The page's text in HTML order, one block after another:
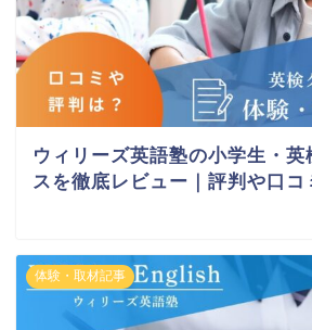
ウィリーズ英語塾の小学生・英
スを徹底レビュー｜評判や口コ
体験・取材記事